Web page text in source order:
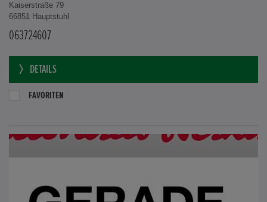
Kaiserstraße 79
66851 Hauptstuhl
063724607
DETAILS
FAVORITEN